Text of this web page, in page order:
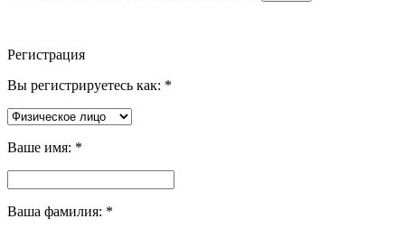
Регистрация
Вы регистрируетесь как: *
Ваше имя: *
Ваша фамилия: *